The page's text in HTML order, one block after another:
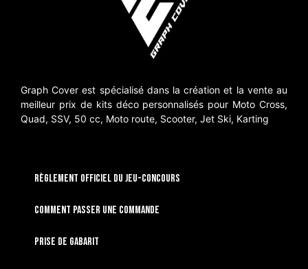
Graph Cover est spécialisé dans la création et la vente au
meilleur prix de kits déco personnalisés pour Moto Cross,
Quad, SSV, 50 cc, Moto route, Scooter, Jet Ski, Karting
RÈGLEMENT OFFICIEL DU JEU-CONCOURS
Comment passer une commande
Prise de gabarit